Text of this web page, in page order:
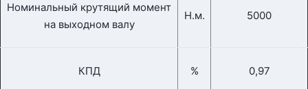
Номинальный крутящий момент
на выходном валу
Н.м. 5000
КПД % 0,97